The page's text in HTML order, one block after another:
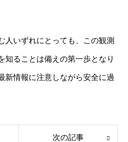
人いずれにとっても、この観測
知ることは備えの第一歩となり
新情報に注意しながら安全に過
次の記事